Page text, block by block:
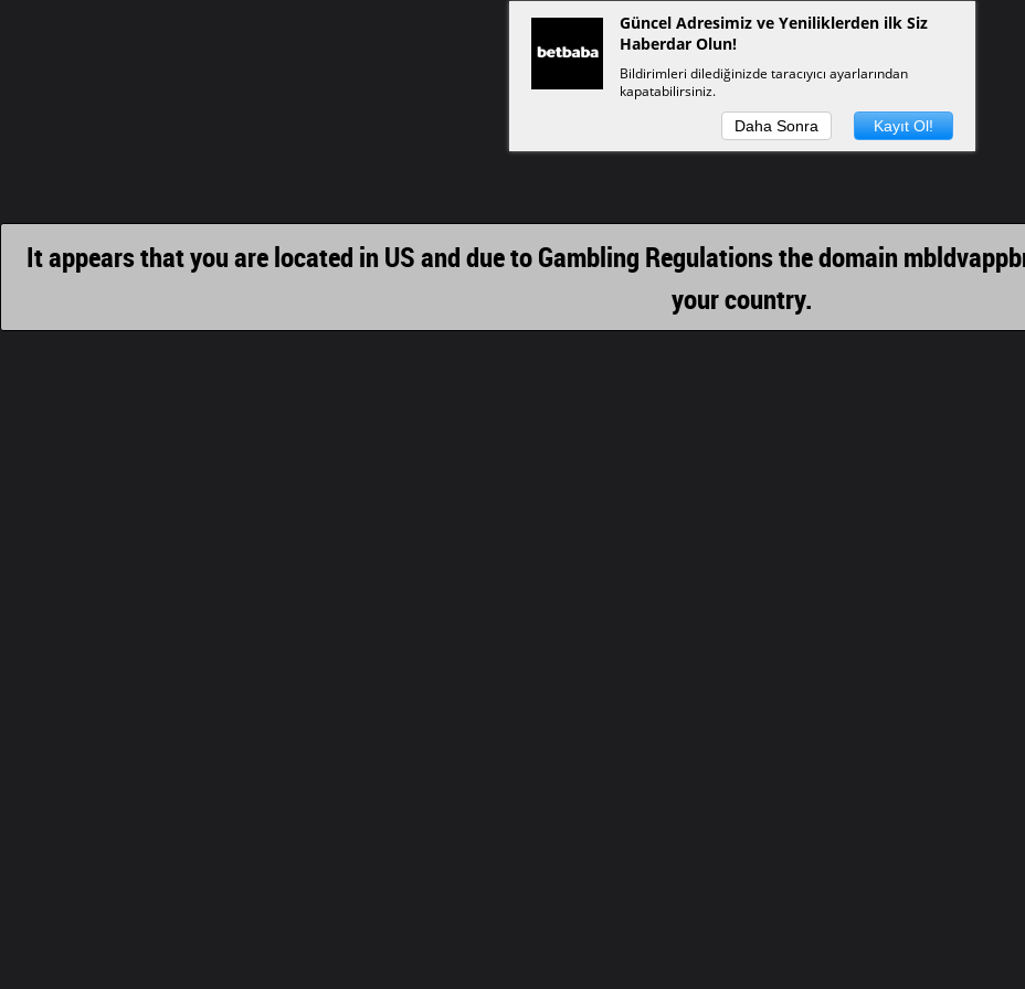
It appears that you are located in US and due to Gambling Regulations the domain
your country.
Güncel Adresimiz ve Yeniliklerden ilk Siz
Haberdar Olun!
Bildirimleri dilediğinizde taracıyıcı ayarlarından
kapatabilirsiniz.
Daha Sonra Kayıt Ol!